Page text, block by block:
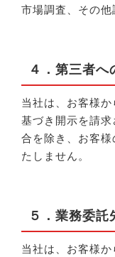
市場調査、その
４．第三者へ
当社は、お客様
基づき開示を請
合を除き、お客
たしません。
５．業務委託
当社は、お客様